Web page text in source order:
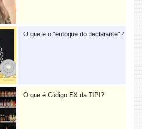
O que é o "enfoque do declarante"?
O que é Código EX da TIPI?